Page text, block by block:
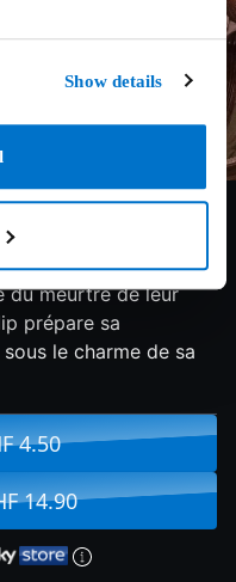
Show details
Drame
que sa mystérieuse
du meurtre de leur
prépare sa
le charme de sa
4.50
14.90